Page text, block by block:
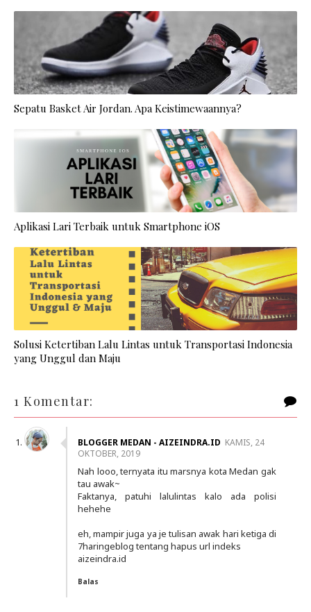
Sepatu Basket Air Jordan. Apa Keistimewaannya?
Aplikasi Lari Terbaik untuk Smartphone iOS
Solusi Ketertiban Lalu Lintas untuk Transportasi Indonesia
yang Unggul dan Maju
1 Komentar:
BLOGGER MEDAN - AIZEINDRA.ID KAMIS, 24
OKTOBER, 2019
Nah looo, ternyata itu marsnya kota Medan gak
tau awak~
Faktanya, patuhi lalulintas kalo ada polisi
hehehe
eh, mampir juga ya je tulisan awak hari ketiga di
7haringeblog tentang hapus url indeks
aizeindra.id
Balas